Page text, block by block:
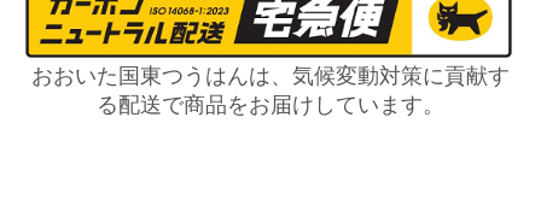
おおいた国東つうはんは、気候変動対策に貢献す
る配送で商品をお届けしています。